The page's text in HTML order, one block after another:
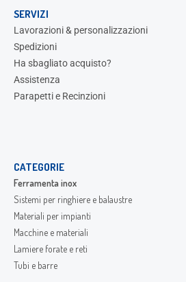
SERVIZI
Lavorazioni & personalizzazioni
Spedizioni
Ha sbagliato acquisto?
Assistenza
Parapetti e Recinzioni
CATEGORIE
Ferramenta inox
Sistemi per ringhiere e balaustre
Materiali per impianti
Macchine e materiali
Lamiere forate e reti
Tubi e barre